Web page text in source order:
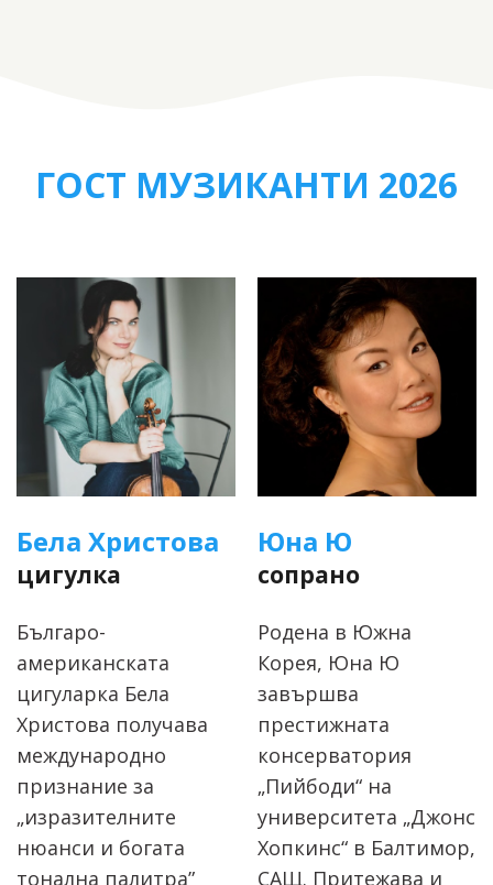
ГОСТ МУЗИКАНТИ 2026
Бела Христова
цигулка
Българо-
американската
цигуларка Бела
Христова получава
международно
признание за
„изразителните
нюанси и богата
тонална палитра”
Юна Ю
сопрано
Родена в Южна
Корея, Юна Ю
завършва
престижната
консерватория
„Пийбоди“ на
университета „Джонс
Хопкинс“ в Балтимор,
САЩ. Притежава и